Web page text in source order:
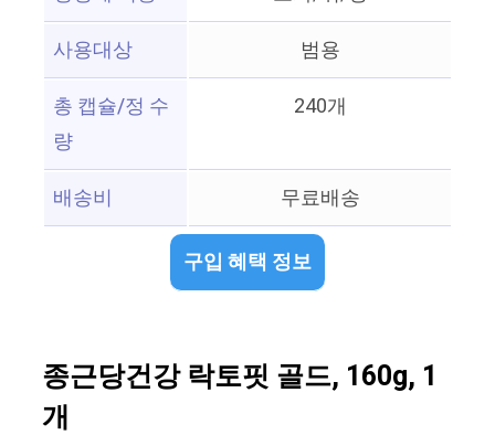
사용대상
범용
총 캡슐/정 수
량
240개
배송비 무료배송
구입 혜택 정보
종근당건강 락토핏 골드, 160g, 1
개